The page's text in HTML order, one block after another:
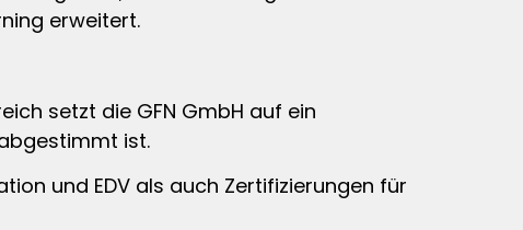
erweitert.
setzt die GFN GmbH auf ein
ist.
und EDV als auch Zertifizierungen für